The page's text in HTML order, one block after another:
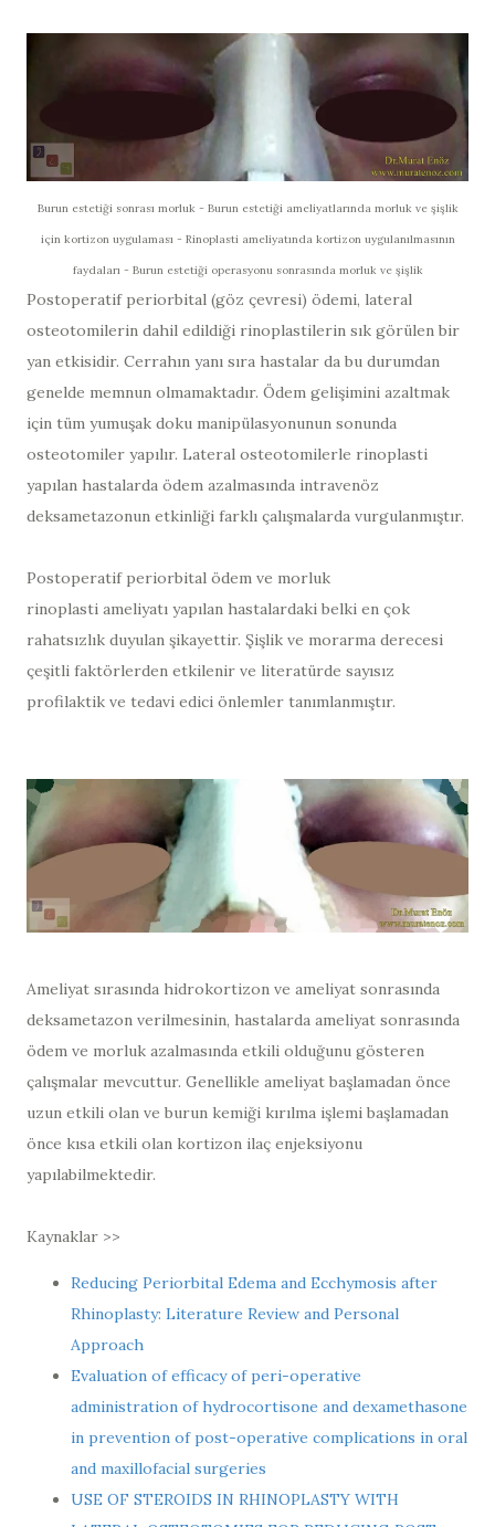
Burun estetiği sonrası morluk - Burun estetiği ameliyatlarında morluk ve şişlik
için kortizon uygulaması - Rinoplasti ameliyatında kortizon uygulanılmasının
faydaları - Burun estetiği operasyonu sonrasında morluk ve şişlik
Postoperatif periorbital (göz çevresi) ödemi, lateral
osteotomilerin dahil edildiği rinoplastilerin sık görülen bir
yan etkisidir. Cerrahın yanı sıra hastalar da bu durumdan
genelde memnun olmamaktadır. Ödem gelişimini azaltmak
için tüm yumuşak doku manipülasyonunun sonunda
osteotomiler yapılır. Lateral osteotomilerle rinoplasti
yapılan hastalarda ödem azalmasında intravenöz
deksametazonun etkinliği farklı çalışmalarda vurgulanmıştır.
Postoperatif periorbital ödem ve morluk
rinoplasti ameliyatı yapılan hastalardaki belki en çok
rahatsızlık duyulan şikayettir. Şişlik ve morarma derecesi
çeşitli faktörlerden etkilenir ve literatürde sayısız
profilaktik ve tedavi edici önlemler tanımlanmıştır.
Ameliyat sırasında hidrokortizon ve ameliyat sonrasında
deksametazon verilmesinin, hastalarda ameliyat sonrasında
ödem ve morluk azalmasında etkili olduğunu gösteren
çalışmalar mevcuttur. Genellikle ameliyat başlamadan önce
uzun etkili olan ve burun kemiği kırılma işlemi başlamadan
önce kısa etkili olan kortizon ilaç enjeksiyonu
yapılabilmektedir.
Kaynaklar >>
Reducing Periorbital Edema and Ecchymosis after
Rhinoplasty: Literature Review and Personal
Approach
Evaluation of efficacy of peri-operative
administration of hydrocortisone and dexamethasone
in prevention of post-operative complications in oral
and maxillofacial surgeries
USE OF STEROIDS IN RHINOPLASTY WITH